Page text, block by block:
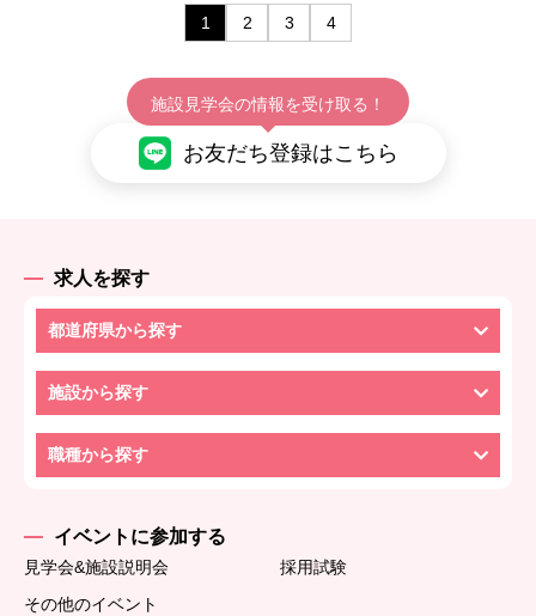
1 2 3 4
施設見学会の情報を受け取る！
お友だち登録はこちら
求人を探す
都道府県から探す
施設から探す
職種から探す
イベントに参加する
見学会&施設説明会
採用試験
その他のイベント